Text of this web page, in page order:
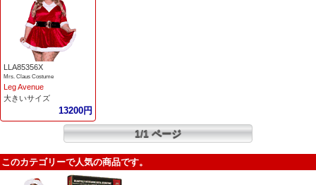
LLA85356X
Mrs. Claus Costume
Leg Avenue
大きいサイズ
13200円
1/1 ページ
このカテゴリーで人気の商品です。